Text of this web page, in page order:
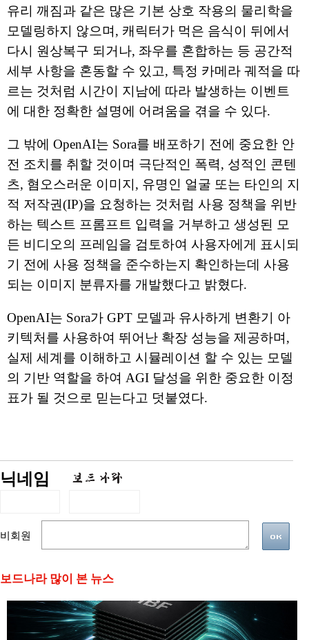
유리 깨짐과 같은 많은 기본 상호 작용의 물리학을
모델링하지 않으며, 캐릭터가 먹은 음식이 뒤에서
다시 원상복구 되거나, 좌우를 혼합하는 등 공간적
세부 사항을 혼동할 수 있고, 특정 카메라 궤적을 따
르는 것처럼 시간이 지남에 따라 발생하는 이벤트
에 대한 정확한 설명에 어려움을 겪을 수 있다.
그 밖에 OpenAI는 Sora를 배포하기 전에 중요한 안
전 조치를 취할 것이며 극단적인 폭력, 성적인 콘텐
츠, 혐오스러운 이미지, 유명인 얼굴 또는 타인의 지
적 저작권(IP)을 요청하는 것처럼 사용 정책을 위반
하는 텍스트 프롬프트 입력을 거부하고 생성된 모
든 비디오의 프레임을 검토하여 사용자에게 표시되
기 전에 사용 정책을 준수하는지 확인하는데 사용
되는 이미지 분류자를 개발했다고 밝혔다.
OpenAI는 Sora가 GPT 모델과 유사하게 변환기 아
키텍처를 사용하여 뛰어난 확장 성능을 제공하며,
실제 세계를 이해하고 시뮬레이션 할 수 있는 모델
의 기반 역할을 하여 AGI 달성을 위한 중요한 이정
표가 될 것으로 믿는다고 덧붙였다.
닉네임
비회원
보드나라 많이 본 뉴스